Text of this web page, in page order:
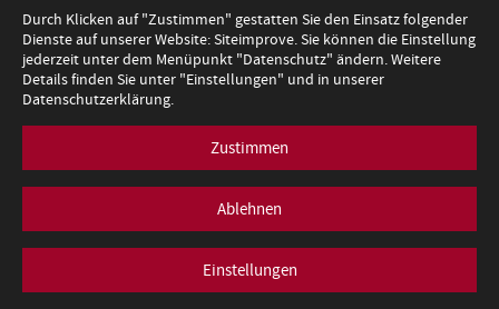
Durch Klicken auf "Zustimmen" gestatten Sie den Einsatz folgender
Dienste auf unserer Website: Siteimprove. Sie können die Einstellung
jederzeit unter dem Menüpunkt "Datenschutz" ändern. Weitere
Details finden Sie unter "Einstellungen" und in unserer
Datenschutzerklärung.
Zustimmen
Ablehnen
Einstellungen